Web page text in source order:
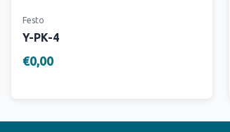
Festo
Y-PK-4
€0,00